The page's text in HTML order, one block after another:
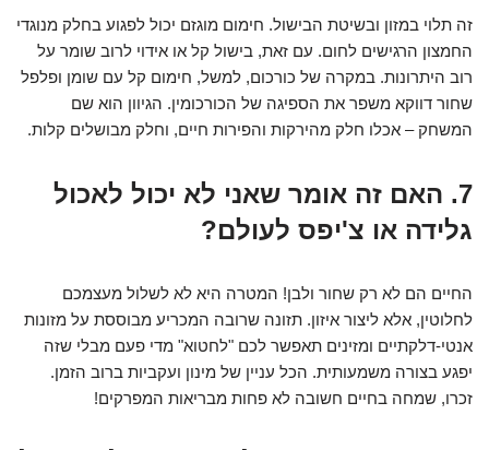
זה תלוי במזון ובשיטת הבישול. חימום מוגזם יכול לפגוע בחלק מנוגדי
החמצון הרגישים לחום. עם זאת, בישול קל או אידוי לרוב שומר על
רוב היתרונות. במקרה של כורכום, למשל, חימום קל עם שומן ופלפל
שחור דווקא משפר את הספיגה של הכורכומין. הגיוון הוא שם
המשחק – אכלו חלק מהירקות והפירות חיים, וחלק מבושלים קלות.
7. האם זה אומר שאני לא יכול לאכול
גלידה או צ'יפס לעולם?
החיים הם לא רק שחור ולבן! המטרה היא לא לשלול מעצמכם
לחלוטין, אלא ליצור איזון. תזונה שרובה המכריע מבוססת על מזונות
אנטי-דלקתיים ומזינים תאפשר לכם "לחטוא" מדי פעם מבלי שזה
יפגע בצורה משמעותית. הכל עניין של מינון ועקביות ברוב הזמן.
זכרו, שמחה בחיים חשובה לא פחות מבריאות המפרקים!